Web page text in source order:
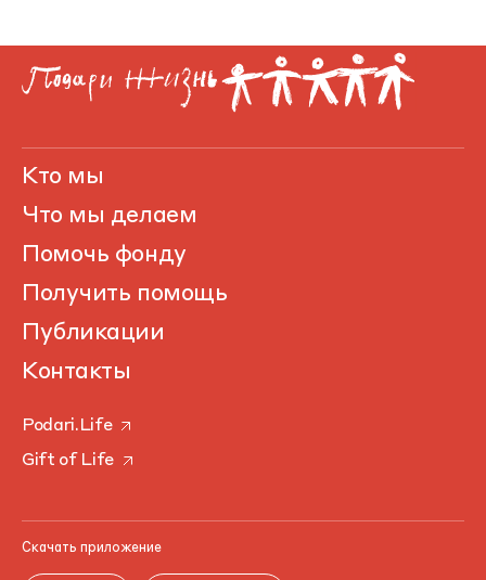
Кто мы
Что мы делаем
Помочь фонду
Получить помощь
Публикации
Контакты
Podari.Life
Gift of Life
Скачать приложение